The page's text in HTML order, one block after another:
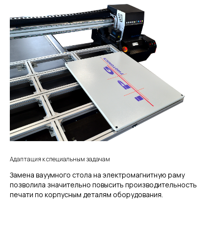
Адаптация к специальным задачам
Замена вауумного стола на электромагнитную раму
позволила значительно повысить производительность
печати по корпусным деталям оборудования.